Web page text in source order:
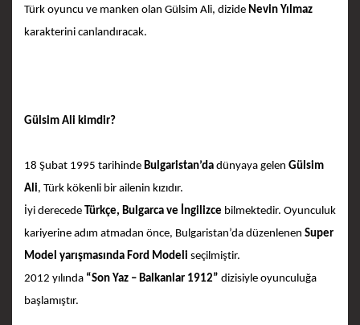
Türk oyuncu ve manken olan Gülsim Ali, dizide Nevin Yılmaz
karakterini canlandıracak.
Gülsim Ali kimdir?
18 Şubat 1995 tarihinde Bulgaristan’da dünyaya gelen Gülsim
Ali, Türk kökenli bir ailenin kızıdır.
İyi derecede Türkçe, Bulgarca ve İngilizce bilmektedir. Oyunculuk
kariyerine adım atmadan önce, Bulgaristan’da düzenlenen Super
Model yarışmasında Ford Modeli seçilmiştir.
2012 yılında “Son Yaz – Balkanlar 1912” dizisiyle oyunculuğa
başlamıştır.